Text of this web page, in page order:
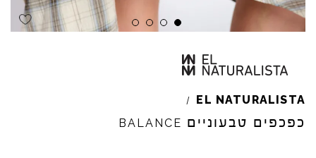
EL NATURALISTA
/
כפכפים טבעוניים BALANCE